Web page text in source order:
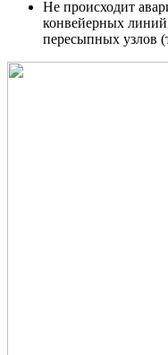
Не происходит
конвейерных линий
пересыпных узлов